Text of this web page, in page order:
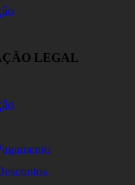
LEGAL